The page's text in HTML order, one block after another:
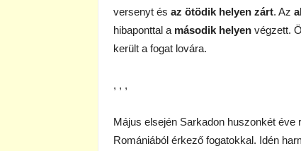
versenyt és az ötödik helyen zárt. Az
hibaponttal a második helyen végzett.
került a fogat lovára.
, , ,
Május elsején Sarkadon huszonkét
Romániából érkező fogatokkal. Idén